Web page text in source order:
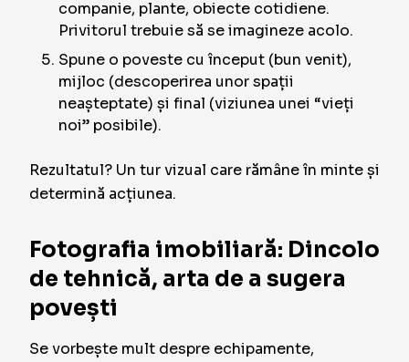
companie, plante, obiecte cotidiene.
Privitorul trebuie să se imagineze acolo.
Spune o poveste cu început (bun venit),
mijloc (descoperirea unor spații
neașteptate) și final (viziunea unei “vieți
noi” posibile).
Rezultatul? Un tur vizual care rămâne în minte și
determină acțiunea.
Fotografia imobiliară: Dincolo
de tehnică, arta de a sugera
povești
Se vorbește mult despre echipamente,